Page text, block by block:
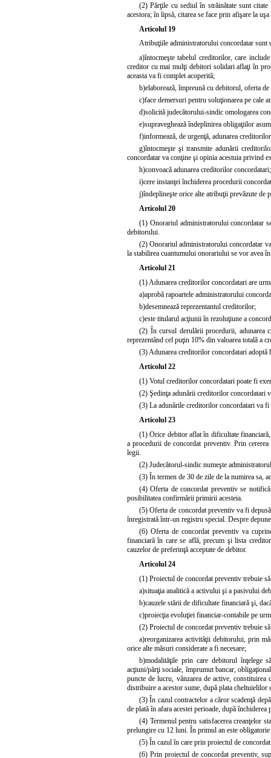
(2) Părţile cu sediul în străinătate sunt
acestora; în lipsă, citarea se face prin afişare la
Articolul 19
Atribuţiile administratorului concordatar sunt
a)întocmeşte tabelul creditorilor, care
creditor cu mai mulţi debitori solidari aflaţi în
aceasta va fi complet acoperită;
b)elaborează, împreună cu debitorul, oferta
c)face demersuri pentru soluţionarea pe cale
d)solicită judecătorului-sindic omologarea
e)supraveghează îndeplinirea obligaţiilor
f)informează, de urgenţă, adunarea
g)întocmeşte şi transmite adunării
concordatar va conţine şi opinia acestuia privind
h)convoacă adunarea creditorilor concordatari;
i)cere instanţei închiderea procedurii
j)îndeplineşte orice alte atribuţii prevăzute
Articolul 20
(1) Onorariul administratorului concordatar
debitorului.
(2) Onorariul administratorului concordatar
la stabilirea cuantumului onorariului se vor avea
Articolul 21
(1) Adunarea creditorilor concordatari are
a)aprobă rapoartele administratorului
b)desemnează reprezentantul creditorilor;
c)este titularul acţiunii în rezoluţiune a
(2) În cursul derulării procedurii, adunarea
reprezentând cel puţin 10% din valoarea totală a
(3) Adunarea creditorilor concordatari
Articolul 22
(1) Votul creditorilor concordatari poate fi
(2) Şedinţa adunării creditorilor concordatari
(3) La adunările creditorilor concordatari va
Articolul 23
(1) Orice debitor aflat în dificultate
a procedurii de concordat preventiv. Prin
legii.
(2) Judecătorul-sindic numeşte
(3) În termen de 30 de zile de la numirea sa,
(4) Oferta de concordat preventiv se
posibilitatea confirmării primirii acesteia.
(5) Oferta de concordat preventiv va fi
înregistrată într-un registru special. Despre
(6) Oferta de concordat preventiv va
financiară în care se află, precum şi lista
cauzelor de preferinţă acceptate de debitor.
Articolul 24
(1) Proiectul de concordat preventiv trebuie
a)situaţia analitică a activului şi a pasivului
b)cauzele stării de dificultate financiară şi,
c)proiecţia evoluţiei financiar-contabile pe
(2) Proiectul de concordat preventiv trebuie
a)reorganizarea activităţii debitorului, prin
orice alte măsuri considerate a fi necesare;
b)modalităţile prin care debitorul înţelege
acţiuni/părţi sociale, împrumut bancar,
puncte de lucru, vânzarea de active,
distribuire a acestor sume, după plata cheltuielilor
(3) În cazul contractelor a căror scadenţă
de plată în afara acestei perioade, după
(4) Termenul pentru satisfacerea creanţelor
prelungire cu 12 luni. În primul an este
(5) În cazul în care prin proiectul de
(6) Prin proiectul de concordat preventiv,